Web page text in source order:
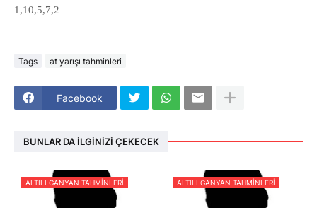
1,10,5,7,2
Tags at yarışı tahminleri
Facebook
BUNLAR DA İLGINIZI ÇEKECEK
ALTILI GANYAN TAHMINLERI ALTILI GANYAN TAHMINLERI